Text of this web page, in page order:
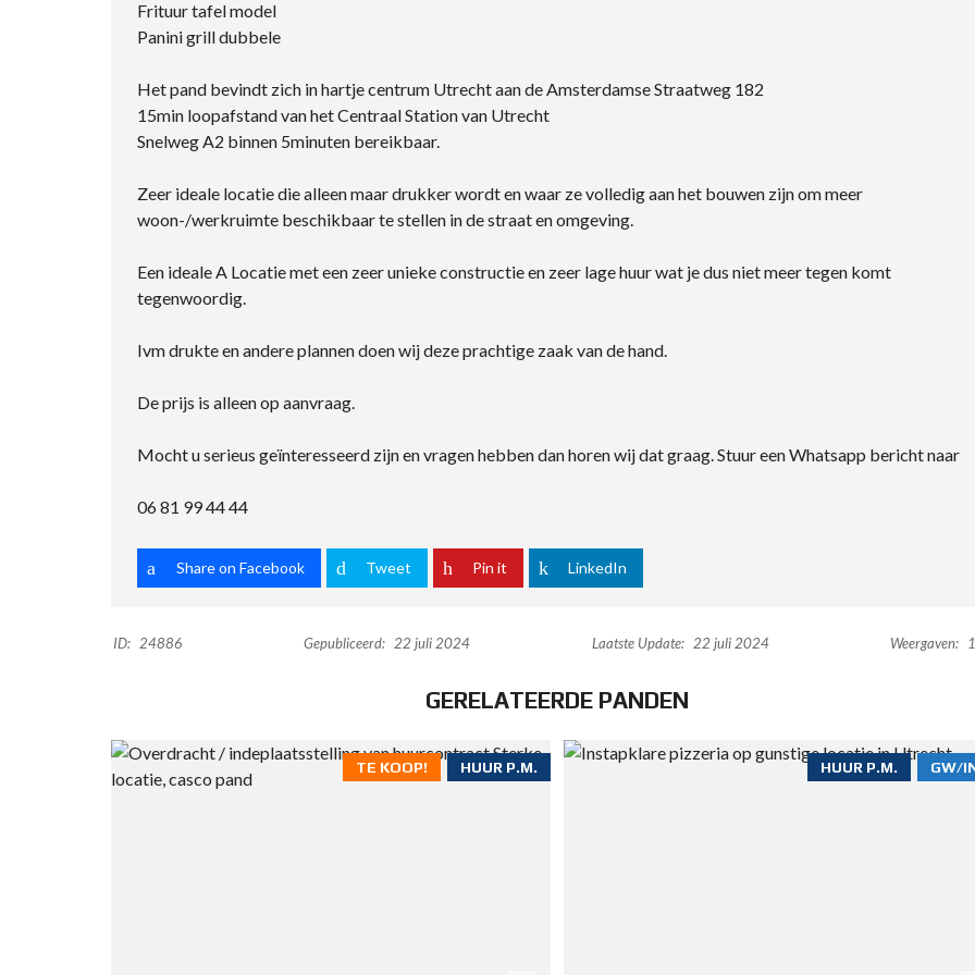
Frituur tafel model
Panini grill dubbele
Het pand bevindt zich in hartje centrum Utrecht aan de Amsterdamse Straatweg 182
15min loopafstand van het Centraal Station van Utrecht
Snelweg A2 binnen 5minuten bereikbaar.
Zeer ideale locatie die alleen maar drukker wordt en waar ze volledig aan het bouwen zijn om meer
woon-/werkruimte beschikbaar te stellen in de straat en omgeving.
Een ideale A Locatie met een zeer unieke constructie en zeer lage huur wat je dus niet meer tegen komt
tegenwoordig.
Ivm drukte en andere plannen doen wij deze prachtige zaak van de hand.
De prijs is alleen op aanvraag.
Mocht u serieus geïnteresseerd zijn en vragen hebben dan horen wij dat graag. Stuur een Whatsapp bericht naar
06 81 99 44 44
Share on Facebook Tweet Pin it LinkedIn
ID: 24886 Gepubliceerd: 22 juli 2024 Laatste Update: 22 juli 2024 Weergaven:
GERELATEERDE PANDEN
HUUR P.M.
TE KOOP! GW/
HUUR P.M.